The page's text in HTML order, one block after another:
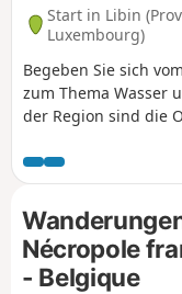
Start in Libin
Luxembourg)
Begeben Sie sich
zum Thema Wasser
der Region sind die
entfernt liegt.
Nécropole
- Belgique